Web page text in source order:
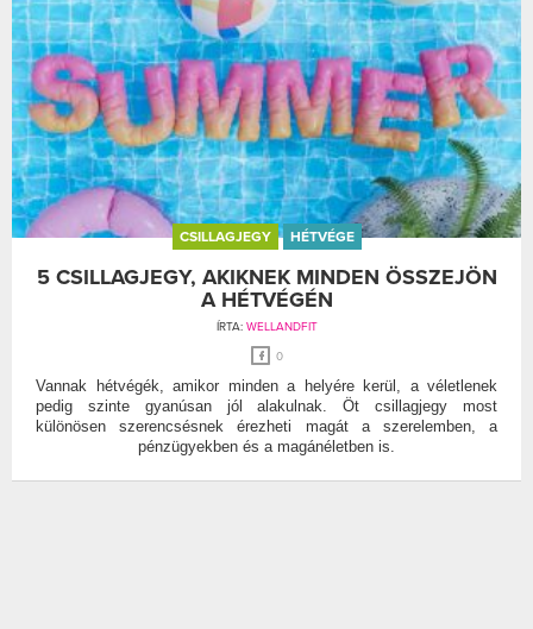
CSILLAGJEGY HÉTVÉGE
5 CSILLAGJEGY, AKIKNEK MINDEN ÖSSZEJÖN
A HÉTVÉGÉN
ÍRTA: WELLANDFIT
0
Vannak hétvégék, amikor minden a helyére kerül, a véletlenek
pedig szinte gyanúsan jól alakulnak. Öt csillagjegy most
különösen szerencsésnek érezheti magát a szerelemben, a
pénzügyekben és a magánéletben is.